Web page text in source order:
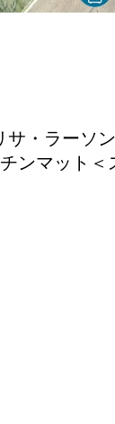
サ・ラーソ
ンマット